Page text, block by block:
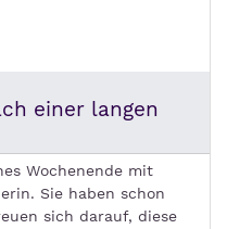
einer langen
Wochenende mit
Sie haben schon
sich darauf, diese